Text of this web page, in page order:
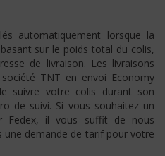
automatiquement lorsque la
sur le poids total du colis,
de livraison. Les livraisons
TNT en envoi Economy
suivre votre colis durant son
de suivi. Si vous souhaitez un
Fedex, il vous suffit de nous
demande de tarif pour votre